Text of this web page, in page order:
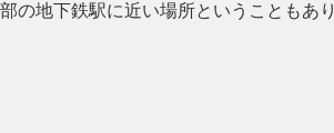
の地下鉄駅に近い場所ということもあ